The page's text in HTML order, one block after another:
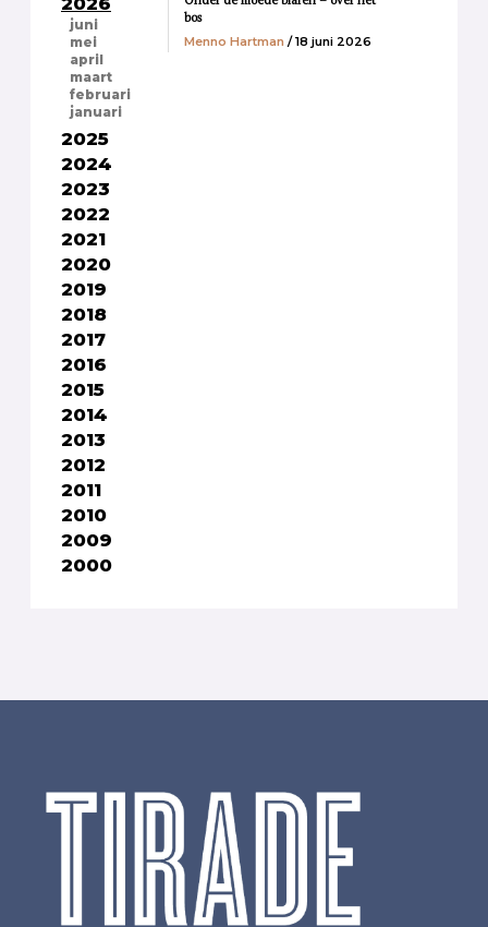
juni
mei
april
maart
februari
januari
2025
2024
2023
2022
2021
2020
2019
2018
2017
2016
2015
2014
2013
2012
2011
2010
2009
2000
bos
Menno Hartman / 18 juni 2026